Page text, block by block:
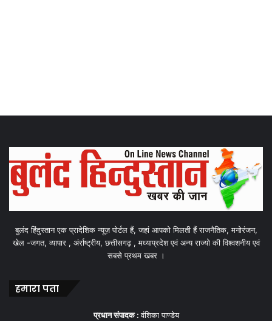
बुलंद हिंदुस्तान एक प्रादेशिक न्यूज़ पोर्टल हैं, जहां आपको मिलती हैं राजनैतिक, मनोरंजन,
खेल -जगत, व्यापार , अंर्राष्ट्रीय, छत्तीसगढ़ , मध्याप्रदेश एवं अन्य राज्यो की विश्वशनीय एवं
सबसे प्रथम खबर ।
हमारा पता
प्रधान संपादक :वंशिका पाण्डेय